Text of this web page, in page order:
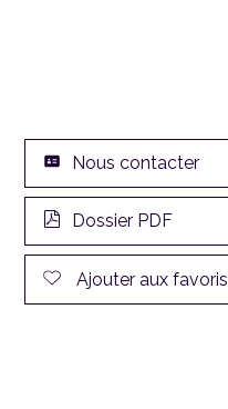
Nous contacter
Dossier PDF
Ajouter aux favoris